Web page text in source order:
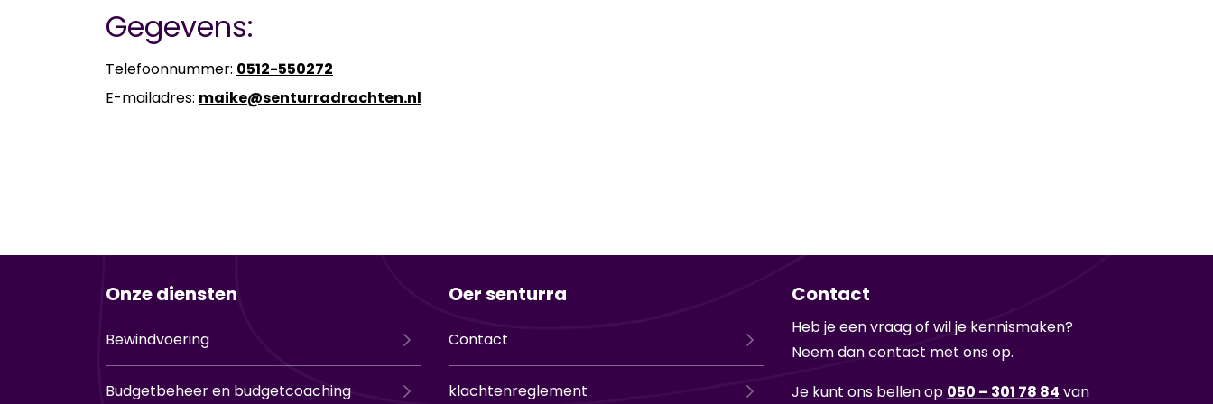
Gegevens:
Te­le­foon­num­mer: 0512-​550272
E-​mailadres: maike@sen­tur­r­a­drach­ten.nl
Onze diensten
Bewindvoering
Budgetbeheer en budgetcoaching
Oer senturra
Contact
klachtenreglement
Contact
Heb je een vraag of wil je ken­nis­ma­ken?
Neem dan con­tact met ons op.
Je kunt ons bel­len op 050 – 301 78 84 van